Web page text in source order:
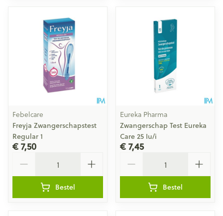
Febelcare
Freyja Zwangerschapstest
Regular 1
€ 7,50
Bestel
Eureka Pharma
Zwangerschap Test Eureka
Care 25 Iu/i
€ 7,45
Bestel